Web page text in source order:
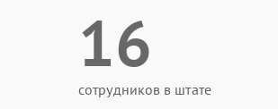
16
сотрудников в штате